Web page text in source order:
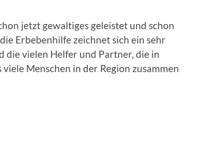
jetzt gewaltiges geleistet und schon
Erbebenhilfe zeichnet sich ein sehr
die vielen Helfer und Partner, die in
Menschen in der Region zusammen